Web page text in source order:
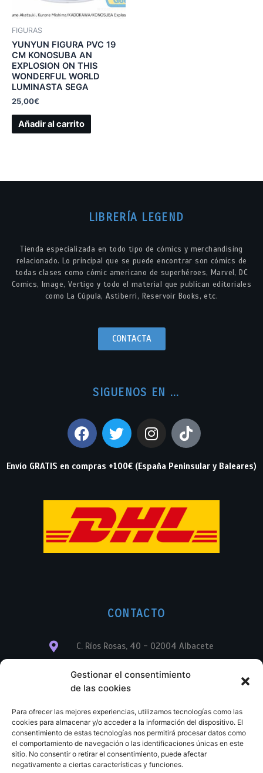
Gestionar el consentimiento
de las cookies
Para ofrecer las mejores experiencias, utilizamos tecnologías como las
cookies para almacenar y/o acceder a la información del dispositivo. El
consentimiento de estas tecnologías nos permitirá procesar datos como
el comportamiento de navegación o las identificaciones únicas en este
sitio. No consentir o retirar el consentimiento, puede afectar
negativamente a ciertas características y funciones.
FIGURAS
YUNYUN FIGURA PVC 19
CM KONOSUBA AN
EXPLOSION ON THIS
WONDERFUL WORLD
LUMINASTA SEGA
25,00€
Añadir al carrito
LIBRERÍA LEGEND
Tienda especializada en todo tipo de cómics y merchandising
relacionado. Lo principal que se puede encontrar son cómics de
todas clases como cómic americano de superhéroes, Marvel, DC
Comics, Image, Vertigo y todo el material que publican editoriales
como La Cúpula, Astiberri, Reservoir Books, etc.
CONTACTA
SIGUENOS EN ...
Envío GRATIS en compras +100€ (España Peninsular y Baleares)
CONTACTO
C. Ríos Rosas, 40 - 02004 Albacete
info@librerialegend.com
+34 600 875 604
+34 967 74 17 07